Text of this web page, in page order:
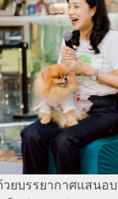
ยบรรยากาศแสนอ